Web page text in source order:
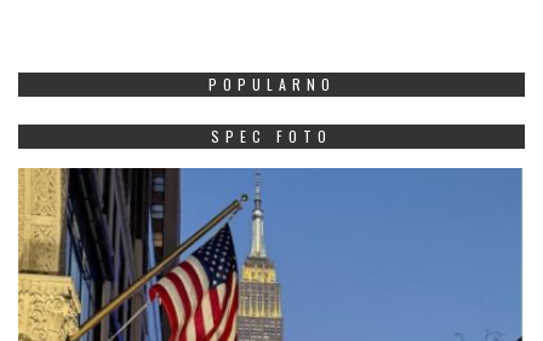
POPULARNO
SPEC FOTO